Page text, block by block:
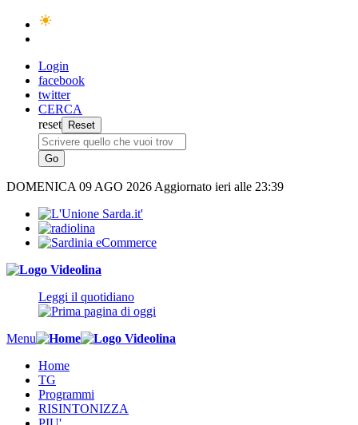
Login
facebook
twitter
CERCA
reset
DOMENICA 09 AGO 2026 Aggiornato ieri alle 23:39
Leggi il quotidiano
Menu
Home
TG
Programmi
RISINTONIZZA